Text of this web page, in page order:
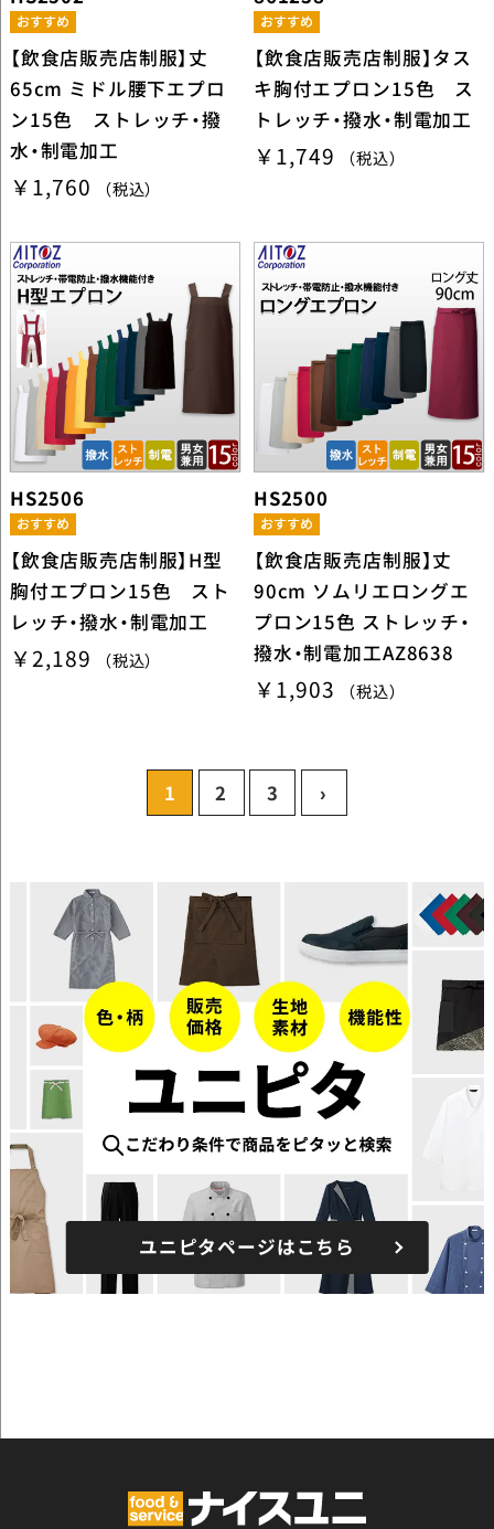
【飲食店販売店制服】丈
65cm ミドル腰下エプロ
ン15色 ストレッチ・撥
水・制電加工
￥1,760 （税込）
【飲食店販売店制服】タス
キ胸付エプロン15色 ス
トレッチ・撥水・制電加工
￥1,749 （税込）
HS2506
【飲食店販売店制服】H型
胸付エプロン15色 スト
レッチ・撥水・制電加工
￥2,189 （税込）
HS2500
【飲食店販売店制服】丈
90cm ソムリエロングエ
プロン15色 ストレッチ・
撥水・制電加工AZ8638
￥1,903 （税込）
1 2 3 ›
ユニピタページはこちら